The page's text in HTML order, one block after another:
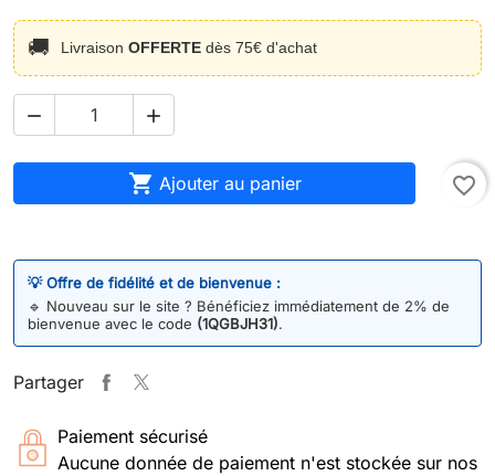
🚚 Livraison OFFERTE dès 75€ d'achat
 
 Ajouter au panier favorite_border
💡 Offre de fidélité et de bienvenue :
🔹 Nouveau sur le site ? Bénéficiez immédiatement de 2% de
bienvenue avec le code (1QGBJH31).
Partager
Paiement sécurisé
Aucune donnée de paiement n'est stockée sur nos